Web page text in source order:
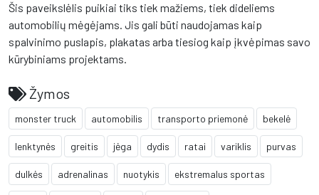
Šis paveikslėlis puikiai tiks tiek mažiems, tiek dideliems
automobilių mėgėjams. Jis gali būti naudojamas kaip
spalvinimo puslapis, plakatas arba tiesiog kaip įkvėpimas savo
kūrybiniams projektams.
Žymos
monster truck automobilis transporto priemonė bekelė
lenktynės greitis jėga dydis ratai variklis purvas
dulkės adrenalinas nuotykis ekstremalus sportas